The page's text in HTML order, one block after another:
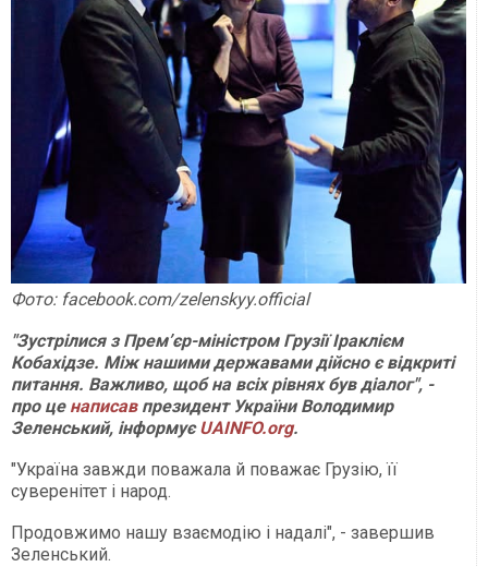
Фото: facebook.com/zelenskyy.official
"Зустрілися з Прем’єр-міністром Грузії Іраклієм
Кобахідзе. Між нашими державами дійсно є відкриті
питання. Важливо, щоб на всіх рівнях був діалог", -
про це написавпрезидент України Володимир
Зеленський, інформуєUAINFO.org.
"Україна завжди поважала й поважає Грузію, її
суверенітет і народ.
Продовжимо нашу взаємодію і надалі", - завершив
Зеленський.